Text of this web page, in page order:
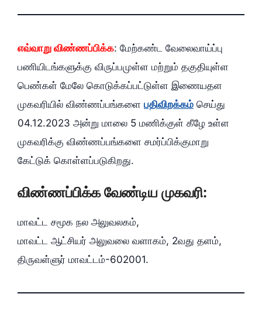
எவ்வாறு விண்ணப்பிக்க: மேற்கண்ட வேலைவாய்ப்பு
பணியிடங்களுக்கு விருப்பமுள்ள மற்றும்‌ தகுதியுள்ள
பெண்கள்‌ மேலே கொடுக்கப்பட்டுள்ள இணையதள
முகவரியில்‌ விண்ணப்பங்களை பதிவிறக்கம்‌ செய்து
04.12.2023 அன்று மாலை 5 மணிக்குள்‌ கீழே உள்ள
முகவரிக்கு விண்ணப்பங்களை சமர்ப்பிக்குமாறு
கேட்டுக்‌ கொள்ளப்படுகிறது.
விண்ணப்பிக்க வேண்டிய முகவரி:
மாவட்ட சமூக நல அலுவலகம்‌,
மாவட்ட ஆட்சியர்‌ அலுவலை வளாகம்‌, 2வது தளம்‌,
திருவள்ளுர்‌ மாவட்டம்‌-602001.